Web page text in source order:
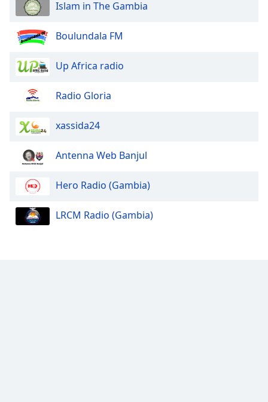
Opacity
Caption
Background
Text
Islam in The Gambia
Boulundala FM
Up Africa radio
Radio Gloria
xassida24
Antenna Web Banjul
Hero Radio (Gambia)
LRCM Radio (Gambia)